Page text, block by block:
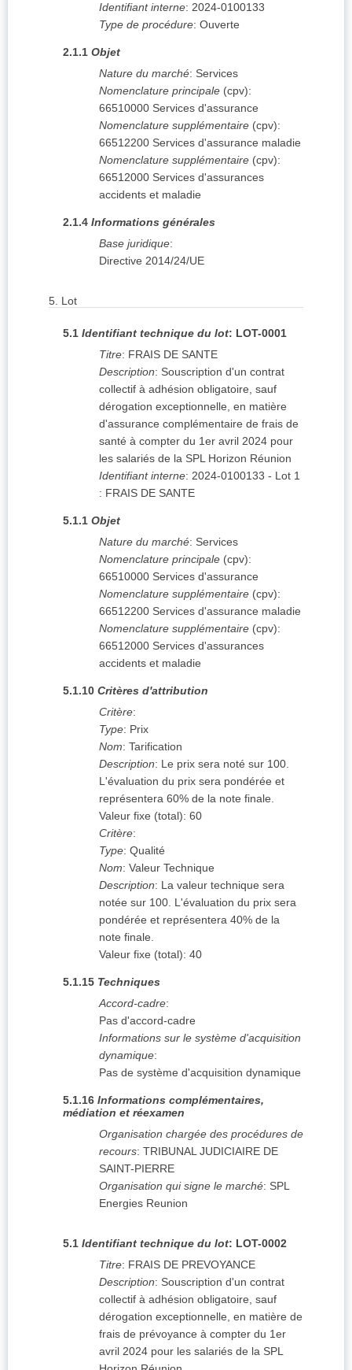
Identifiant interne: 2024-0100133
Type de procédure: Ouverte
2.1.1 Objet
Nature du marché: Services
Nomenclature principale (cpv):
66510000 Services d'assurance
Nomenclature supplémentaire (cpv):
66512200 Services d'assurance maladie
Nomenclature supplémentaire (cpv):
66512000 Services d'assurances
accidents et maladie
2.1.4 Informations générales
Base juridique:
Directive 2014/24/UE
5. Lot
5.1 Identifiant technique du lot: LOT-0001
Titre: FRAIS DE SANTE
Description: Souscription d'un contrat
collectif à adhésion obligatoire, sauf
dérogation exceptionnelle, en matière
d'assurance complémentaire de frais de
santé à compter du 1er avril 2024 pour
les salariés de la SPL Horizon Réunion
Identifiant interne: 2024-0100133 - Lot 1
: FRAIS DE SANTE
5.1.1 Objet
Nature du marché: Services
Nomenclature principale (cpv):
66510000 Services d'assurance
Nomenclature supplémentaire (cpv):
66512200 Services d'assurance maladie
Nomenclature supplémentaire (cpv):
66512000 Services d'assurances
accidents et maladie
5.1.10 Critères d'attribution
Critère:
Type: Prix
Nom: Tarification
Description: Le prix sera noté sur 100.
L'évaluation du prix sera pondérée et
représentera 60% de la note finale.
Valeur fixe (total): 60
Critère:
Type: Qualité
Nom: Valeur Technique
Description: La valeur technique sera
notée sur 100. L'évaluation du prix sera
pondérée et représentera 40% de la
note finale.
Valeur fixe (total): 40
5.1.15 Techniques
Accord-cadre:
Pas d'accord-cadre
Informations sur le système d'acquisition
dynamique:
Pas de système d'acquisition dynamique
5.1.16 Informations complémentaires,
médiation et réexamen
Organisation chargée des procédures de
recours: TRIBUNAL JUDICIAIRE DE
SAINT-PIERRE
Organisation qui signe le marché: SPL
Energies Reunion
5.1 Identifiant technique du lot: LOT-0002
Titre: FRAIS DE PREVOYANCE
Description: Souscription d'un contrat
collectif à adhésion obligatoire, sauf
dérogation exceptionnelle, en matière de
frais de prévoyance à compter du 1er
avril 2024 pour les salariés de la SPL